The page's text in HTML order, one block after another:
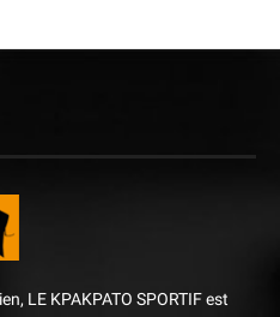
LE KPAKPATO SPORTIF est